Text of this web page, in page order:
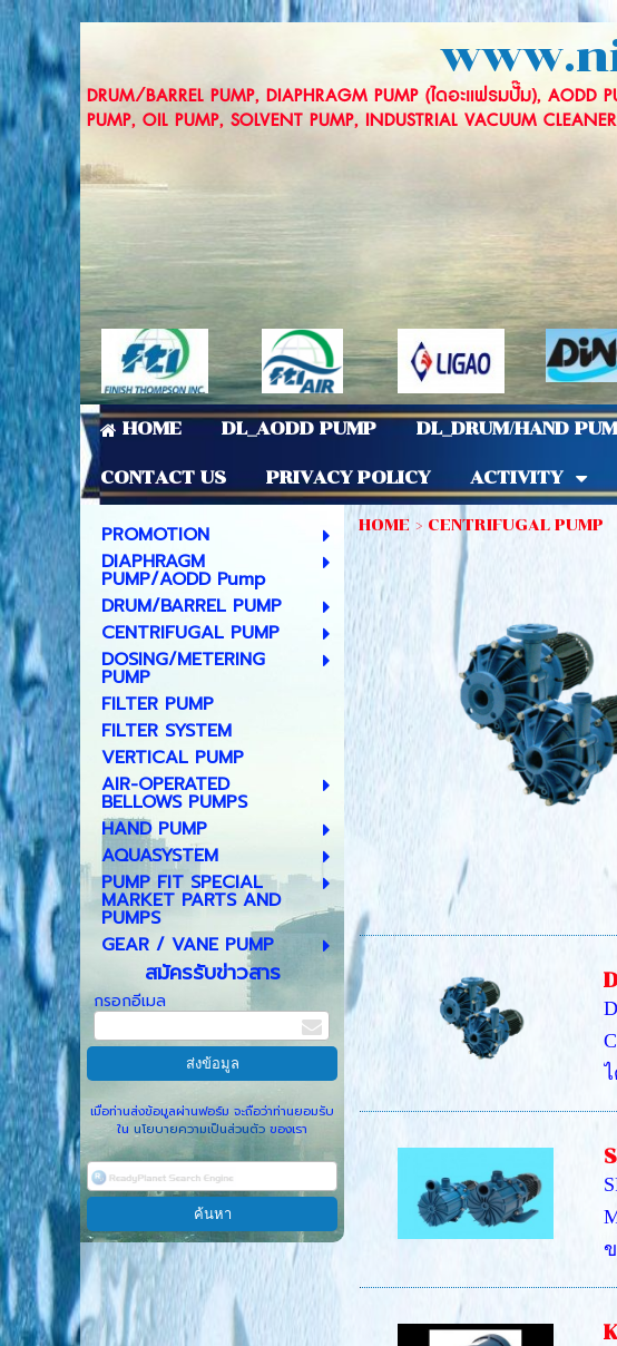
DRUM/BARREL PUMP, DIAPHRAGM PUMP (ไดอะแฟรมปั๊ม), AODD
PUMP, OIL PUMP, SOLVENT PUMP, INDUSTRIAL VACUUM
HOME DL_AODD PUMP DL_DRUM/HAND
CONTACT US PRIVACY POLICY ACTIVITY
PROMOTION
DIAPHRAGM
PUMP/AODD Pump
DRUM/BARREL PUMP
CENTRIFUGAL PUMP
DOSING/METERING
PUMP
FILTER PUMP
FILTER SYSTEM
VERTICAL PUMP
AIR-OPERATED
BELLOWS PUMPS
HAND PUMP
AQUASYSTEM
PUMP FIT SPECIAL
MARKET PARTS AND
PUMPS
GEAR / VANE PUMP
สมัครรับข่าวสาร
กรอกอีเมล
เมื่อท่านส่งข้อมูลผ่านฟอร์ม จะถือว่าท่านยอมรับ
ใน นโยบายความเป็นส่วนตัวของเรา
HOME > CENTRIFUGAL PUMP